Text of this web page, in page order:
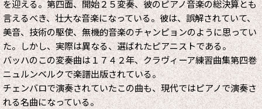
を迎える。第四面、開始２５変奏、彼のピアノ音楽の総決算とも
言えるべき、壮大な音楽になっている。彼は、誤解されていて、
美音、技術の駆使、無機的音楽のチャンピョンのように思ってい
た。しかし、実際は異なる、選ばれたピアニストである。
バッハのこの変奏曲は１７４２年、クラヴィーア練習曲集第四巻
ニュルンベルクで楽譜出版されている。
チェンバロで演奏されていたこの曲も、現代ではピアノで演奏さ
れる名曲になっている。